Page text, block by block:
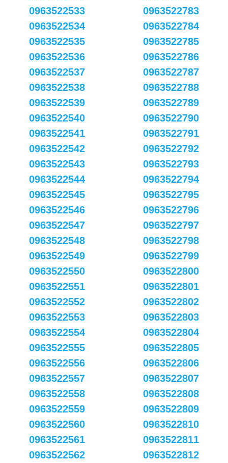
0963522533
0963522534
0963522535
0963522536
0963522537
0963522538
0963522539
0963522540
0963522541
0963522542
0963522543
0963522544
0963522545
0963522546
0963522547
0963522548
0963522549
0963522550
0963522551
0963522552
0963522553
0963522554
0963522555
0963522556
0963522557
0963522558
0963522559
0963522560
0963522561
0963522562
0963522783
0963522784
0963522785
0963522786
0963522787
0963522788
0963522789
0963522790
0963522791
0963522792
0963522793
0963522794
0963522795
0963522796
0963522797
0963522798
0963522799
0963522800
0963522801
0963522802
0963522803
0963522804
0963522805
0963522806
0963522807
0963522808
0963522809
0963522810
0963522811
0963522812